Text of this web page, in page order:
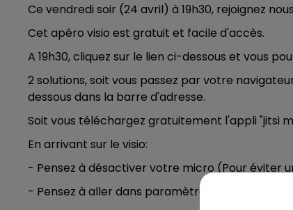
Ce vendredi soir (24 avril) à 19h30, rejoignez
Cet apéro visio est gratuit et facile d'accès.
A 19h30, cliquez sur le lien ci-dessous et vous
2 solutions, soit vous passez par votre
dessous dans la barre d'adresse.
Soit vous téléchargez gratuitement l'appli "jitsi
En arrivant sur le visio:
- Pensez à désactiver votre micro (Pour éviter
- Pensez à aller dans paramètre et à inscrire